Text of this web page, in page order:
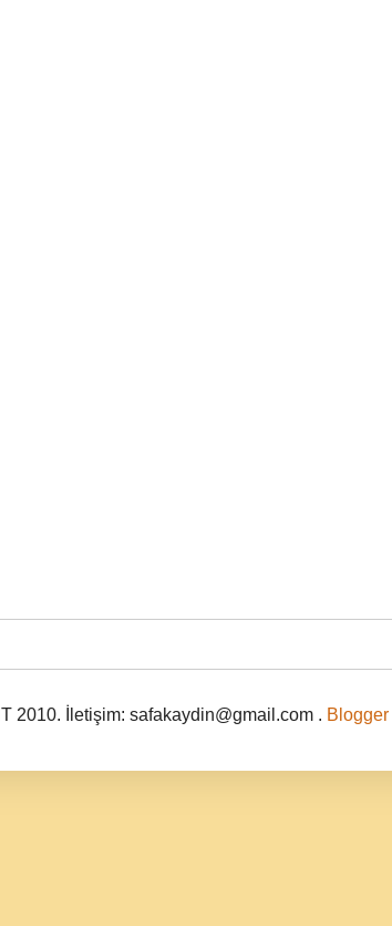
2010. İletişim: safakaydin@gmail.com . Blogger